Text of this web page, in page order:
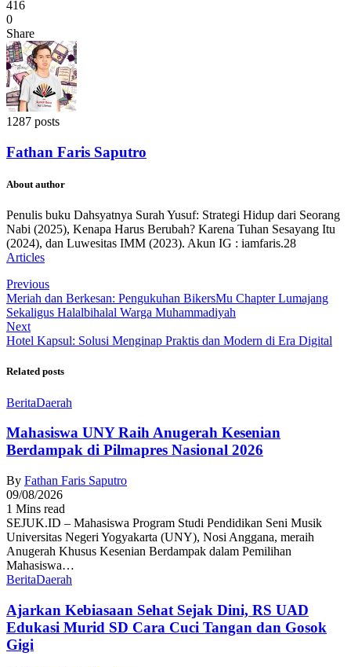
416
0
Share
1287 posts
Fathan Faris Saputro
About author
Penulis buku Dahsyatnya Surah Yusuf: Strategi Hidup dari Seorang
Nabi (2025), Kenapa Harus Berubah? Karena Tuhan Sesayang Itu
(2024), dan Luwesitas IMM (2023). Akun IG : iamfaris.28
Articles
Previous
Meriah dan Berkesan: Pengukuhan BikersMu Chapter Lumajang
Sekaligus Halalbihalal Warga Muhammadiyah
Next
Hotel Kapsul: Solusi Menginap Praktis dan Modern di Era Digital
Related posts
BeritaDaerah
Mahasiswa UNY Raih Anugerah Kesenian
Berdampak di Pilmapres Nasional 2026
By Fathan Faris Saputro
09/08/2026
1 Mins read
SEJUK.ID – Mahasiswa Program Studi Pendidikan Seni Musik
Universitas Negeri Yogyakarta (UNY), Nosi Anggana, meraih
Anugerah Khusus Kesenian Berdampak dalam Pemilihan
Mahasiswa…
BeritaDaerah
Ajarkan Kebiasaan Sehat Sejak Dini, RS UAD
Edukasi Murid SD Cara Cuci Tangan dan Gosok
Gigi